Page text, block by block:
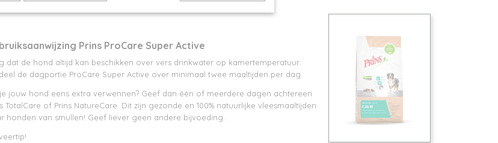
Prins ProCare Super Active
dat de hond altijd kan beschikken over vers drinkwater op kamertemperatuur.
de dagportie ProCare Super Active over minimaal twee maaltijden per dag.
jouw hond eens extra verwennen? Geef dan één of meerdere dagen achtereen
TotalCare of Prins NatureCare. Dit zijn gezonde en 100% natuurlijke vleesmaaltijden
honden van smullen! Geef liever geen andere bijvoeding.